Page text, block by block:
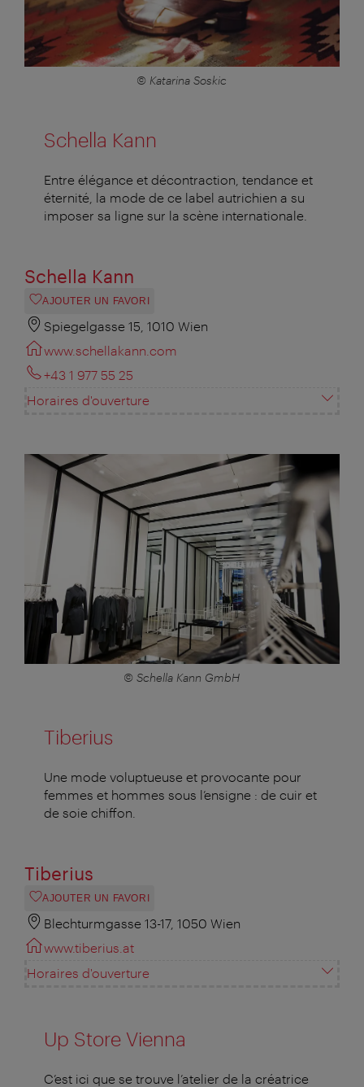
© Katarina Soskic
Schella Kann
Entre élégance et décontraction, tendance et
éternité, la mode de ce label autrichien a su
imposer sa ligne sur la scène internationale.
Schella Kann
AJOUTER UN FAVORI
Spiegelgasse 15, 1010 Wien
www.schellakann.com
+43 1 977 55 25
Horaires d'ouverture
© Schella Kann GmbH
Tiberius
Une mode voluptueuse et provocante pour
femmes et hommes sous l’ensigne : de cuir et
de soie chiffon.
Tiberius
AJOUTER UN FAVORI
Blechturmgasse 13-17, 1050 Wien
www.tiberius.at
Horaires d'ouverture
Up Store Vienna
C’est ici que se trouve l’atelier de la créatrice